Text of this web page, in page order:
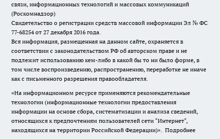
связи, информационных технологий и массовых коммуникаций
(Роскомнадзор)
Свидетельство о регистрации средств массовой информации Эл № ФС
77-68254 от 27 декабря 2016 года.
Вся информация, размещенная на данном сайте, охраняется в
соответствии с законодательством РФ об авторском праве и не
подлежит использованию кем-либо в какой бы то ни было форме, в
том числе воспроизведению, распространению, переработке не иначе
как с письменного разрешения правообладателя.
«На информационном ресурсе применяются рекомендательные
технологии (информационные технологии предоставления
информации на основе сбора, систематизации и анализа сведений,
относящихся к предпочтениям пользователей сети "Интернет",
находящихся на территории Российской Федерации)». Подробнее